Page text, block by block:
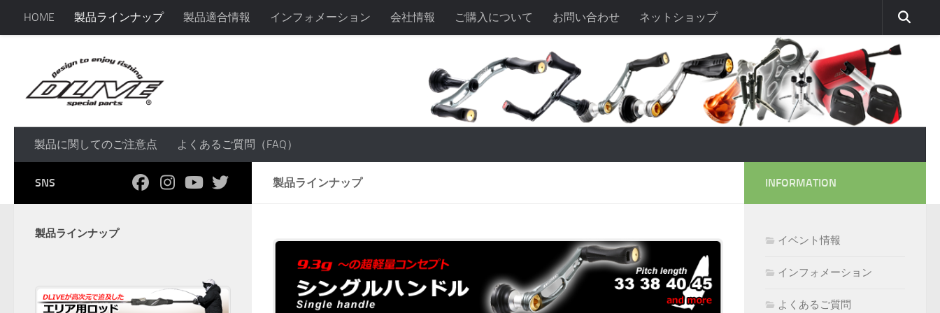
コンテンツへスキップ
HOME 製品ラインナップ 製品適合情報 インフォメーション 会社情報 ご購入について お問い合わせ ネットショップ
製品に関してのご注意点 よくあるご質問（FAQ）
製品ラインナップ
SNS
製品ラインナップ
INFORMATION
イベント情報
インフォメーション
よくあるご質問